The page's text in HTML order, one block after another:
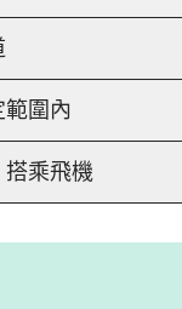
範圍內
搭乘飛機